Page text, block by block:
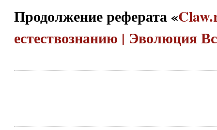
Продолжение реферата «
естествознанию | Эволюция